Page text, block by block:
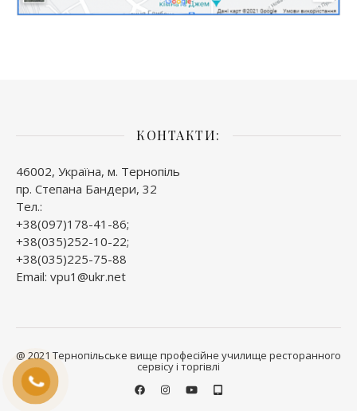
КОНТАКТИ:
46002, Україна, м. Тернопіль
пр. Степана Бандери, 32
Тел.:
+38(097)178-41-86;
+38(035)252-10-22;
+38(035)225-75-88
Email: vpu1@ukr.net
@ 2021 Тернопільське вище професійне училище ресторанного
сервісу і торгівлі